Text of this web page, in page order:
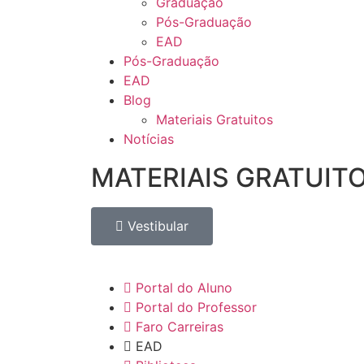
Pós-Graduação
EAD
Pós-Graduação
EAD
Blog
Materiais Gratuitos
Notícias
MATERIAIS
Vestibular
Portal do Aluno
Portal do Professor
Faro Carreiras
EAD